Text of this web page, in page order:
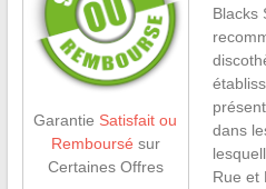
Garantie Satisfait ou
Remboursé sur
Certaines Offres
Blacks
dans
Rue et